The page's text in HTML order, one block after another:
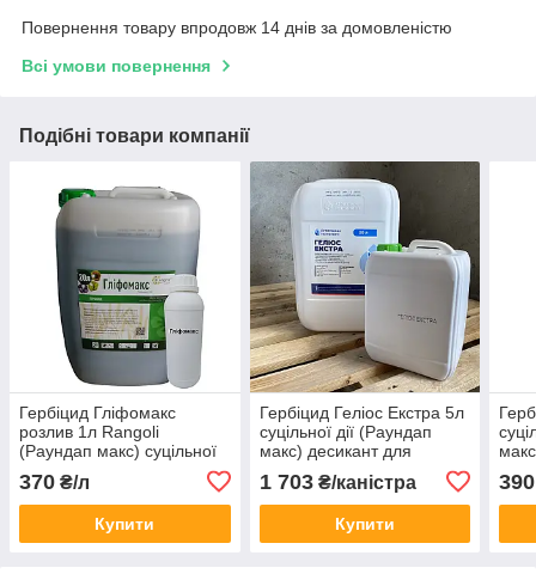
Повернення товару впродовж 14 днів за домовленістю
Всі умови повернення
Подібні товари компанії
Гербіцид Гліфомакс
розлив 1л Rangoli
(Раундап макс) суцільної
дії (калійна сіль гліфосату,
614 г/л)
370 ₴/л
Купити
Гербіцид Геліос Екстра 5л
суцільної дії (Раундап
макс) десикант для
соняшника - калійна сіль
гліфосату, 663 г/л
1 703₴/каністра
Купити
390